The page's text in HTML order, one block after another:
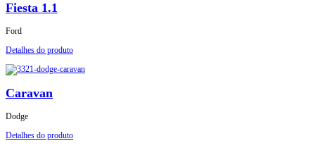
Fiesta 1.1
Ford
Detalhes do produto
Caravan
Dodge
Detalhes do produto